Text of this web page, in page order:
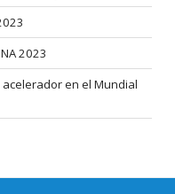
2023
en el Mundial